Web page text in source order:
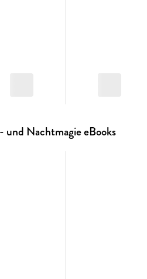
und Nachtmagie eBooks